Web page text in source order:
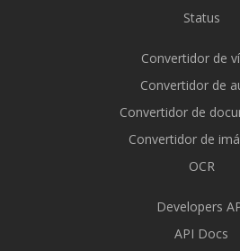
Status
Convertidor de
Convertidor de
Convertidor de
Convertidor de
OCR
Developers
API Docs